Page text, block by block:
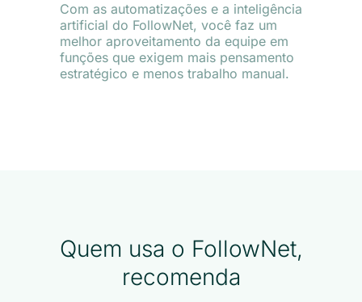
Com as automatizações e a inteligência
artificial do FollowNet, você faz um
melhor aproveitamento da equipe em
funções que exigem mais pensamento
estratégico e menos trabalho manual.
Quem usa o FollowNet,
recomenda